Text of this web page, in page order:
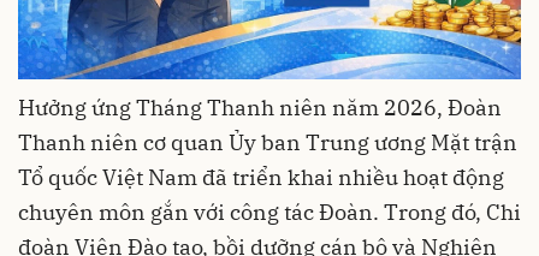
Hưởng ứng Tháng Thanh niên năm 2026, Đoàn
Thanh niên cơ quan Ủy ban Trung ương Mặt trận
Tổ quốc Việt Nam đã triển khai nhiều hoạt động
chuyên môn gắn với công tác Đoàn. Trong đó, Chi
đoàn Viện Đào tạo, bồi dưỡng cán bộ và Nghiên